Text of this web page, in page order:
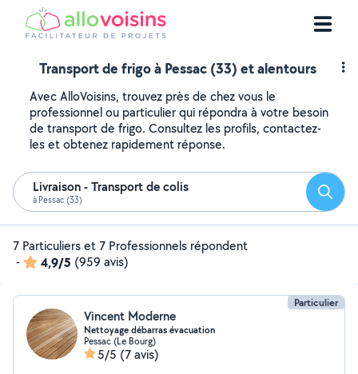
Transport de frigo à Pessac (33) et alentours
Avec AlloVoisins, trouvez près de chez vous le
professionnel ou particulier qui répondra à votre besoin
de transport de frigo. Consultez les profils, contactez-
les et obtenez rapidement réponse.
Livraison - Transport de colis
à Pessac (33)
7 Particuliers et 7 Professionnels répondent
-
4,9/5 (959 avis)
Particulier
Vincent Moderne
Nettoyage débarras évacuation
Pessac (Le Bourg)
5/5 (7 avis)